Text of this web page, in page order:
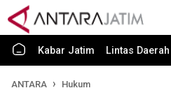
Kabar Jatim Lintas Daerah
ANTARA Hukum